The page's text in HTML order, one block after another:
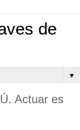
de
▼
Actuar es